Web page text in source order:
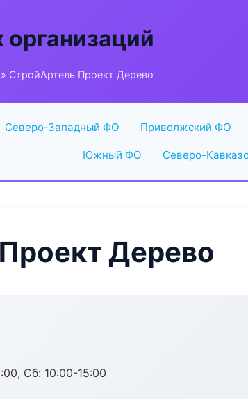
» СтройАртель Проект Дерево
Северо-Западный ФО Приволжский ФО
Южный ФО Северо-
Дерево
Сб: 10:00-15:00